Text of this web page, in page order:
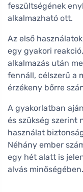
feszültségének
alkalmazható ott.
Az első
egy gyakori
alkalmazás után
fennáll, célszerű a
érzékeny bőrre
A gyakorlatban
és szükség szerint
használat
Néhány ember
egy hét alatt is
alvás minőségében.